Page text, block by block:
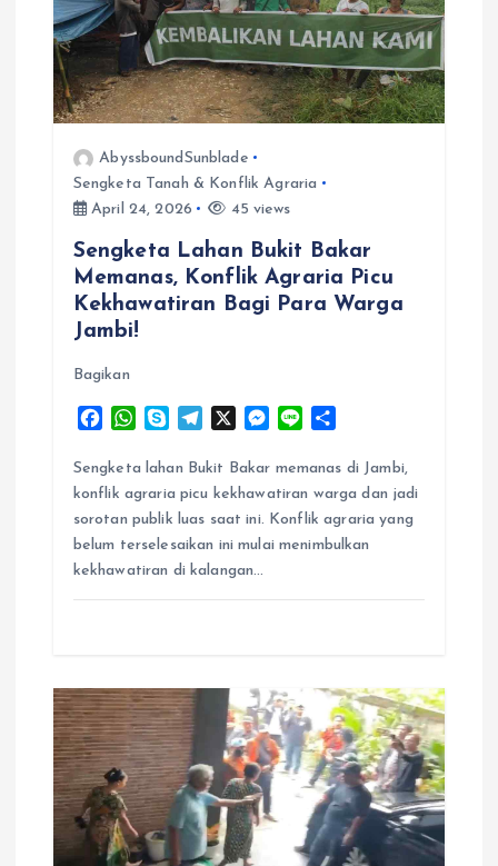
g
a
AbyssboundSunblade
Sengketa Tanah & Konflik Agraria
April 24, 2026
45 views
Sengketa Lahan Bukit Bakar
Memanas, Konflik Agraria Picu
Kekhawatiran Bagi Para Warga
Jambi!
Bagikan
c
e
b
o
o
W
a
t
s
A
p
y
p
e
l
e
g
r
a
M
s
s
e
n
n
e
a
r
e
Sengketa lahan Bukit Bakar memanas di Jambi,
konflik agraria picu kekhawatiran warga dan jadi
sorotan publik luas saat ini. Konflik agraria yang
belum terselesaikan ini mulai menimbulkan
kekhawatiran di kalangan…